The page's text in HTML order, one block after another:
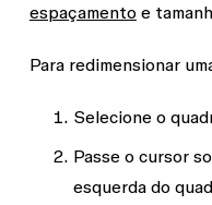
espaçamento e
Para redimensionar
Selecione o
Passe o cursor
esquerda do